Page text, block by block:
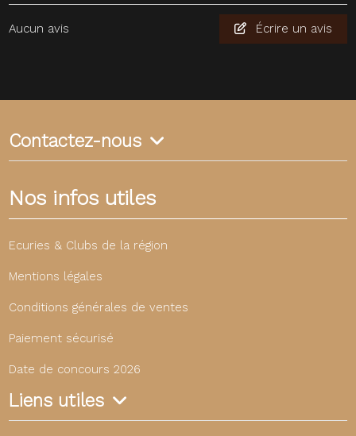
Aucun avis Écrire un avis
Contactez-nous
Nos infos utiles
Ecuries & Clubs de la région
Mentions légales
Conditions générales de ventes
Paiement sécurisé
Date de concours 2026
Liens utiles